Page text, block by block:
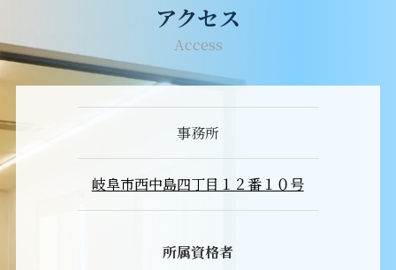
アクセス
Access
事務所
岐阜市西中島四丁目１２番１０号
所属資格者